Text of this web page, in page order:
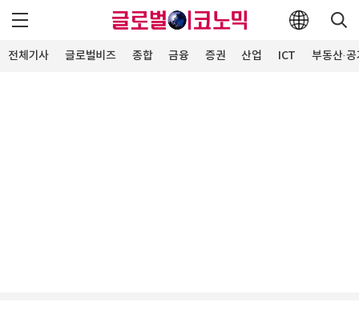
전체기사 글로벌비즈 종합 금융 증권 산업 ICT 부동산·